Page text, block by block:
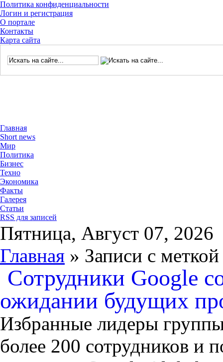
Политика конфиденциальности
Логин и регистрация
О портале
Контакты
Карта сайта
Главная
Short news
Мир
Политика
Бизнес
Техно
Экономика
Факты
Галерея
Статьи
RSS для записей
Пятница, Август 07, 2026
Главная » Записи с
Сотрудники Google
ожидании будущих
Избранные лидеры
более 200 сотрудников и